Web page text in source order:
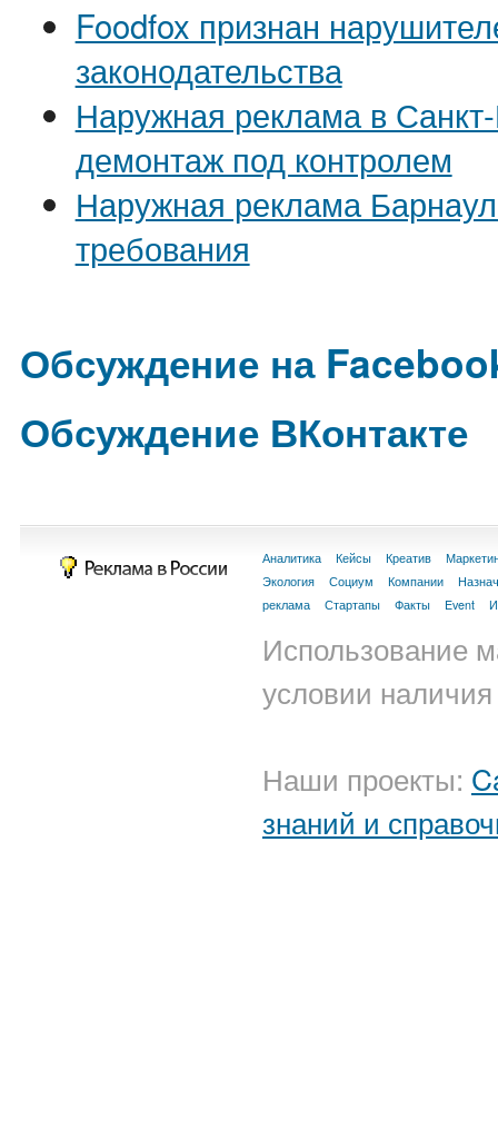
Foodfox признан
законодательства
Наружная реклама в
демонтаж под контролем
Наружная реклама
требования
Обсуждение на
Обсуждение ВКонтакте
Аналитика Кейсы Креатив
Экология
Социум Компании
реклама
Стартапы Факты Event
Использование
условии
Наши проекты:
знаний и